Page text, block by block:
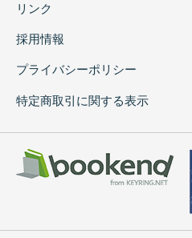
リンク
採用情報
プライバシーポリシー
特定商取引に関する表示